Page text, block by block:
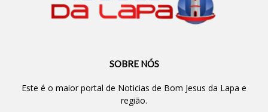
SOBRE NÓS
Este é o maior portal de Noticias de Bom Jesus da Lapa e
região.